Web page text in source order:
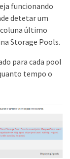
funcionando
detetar um
último
Storage Pools.
para cada pool
tempo o